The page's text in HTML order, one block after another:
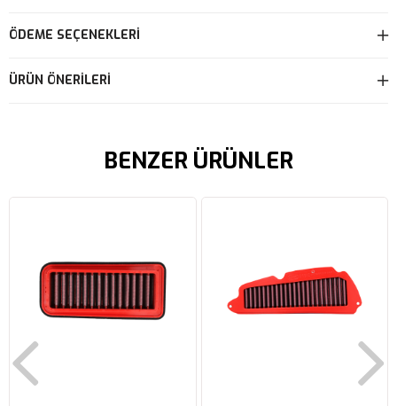
ÖDEME SEÇENEKLERI
ÜRÜN ÖNERILERI
BENZER ÜRÜNLER